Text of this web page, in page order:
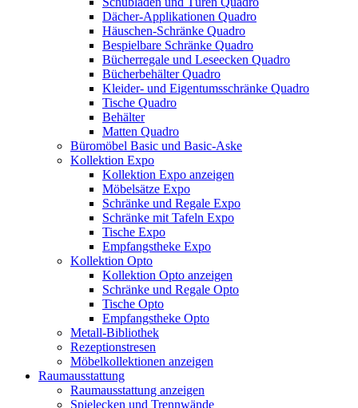
Dächer-Applikationen Quadro
Häuschen-Schränke Quadro
Bespielbare Schränke Quadro
Bücherregale und Leseecken Quadro
Bücherbehälter Quadro
Kleider- und Eigentumsschränke Quadro
Tische Quadro
Behälter
Matten Quadro
Büromöbel Basic und Basic-Aske
Kollektion Expo
Kollektion Expo anzeigen
Möbelsätze Expo
Schränke und Regale Expo
Schränke mit Tafeln Expo
Tische Expo
Empfangstheke Expo
Kollektion Opto
Kollektion Opto anzeigen
Schränke und Regale Opto
Tische Opto
Empfangstheke Opto
Metall-Bibliothek
Rezeptionstresen
Möbelkollektionen anzeigen
Raumausstattung
Raumausstattung anzeigen
Spielecken und Trennwände